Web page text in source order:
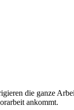
die ganze
ankommt.